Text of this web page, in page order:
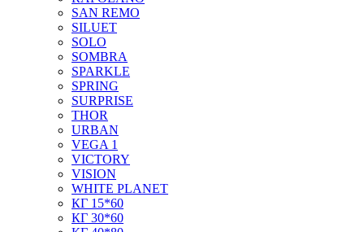
SAN REMO
SILUET
SOLO
SOMBRA
SPARKLE
SPRING
SURPRISE
THOR
URBAN
VEGA 1
VICTORY
VISION
WHITE PLANET
КГ 15*60
КГ 30*60